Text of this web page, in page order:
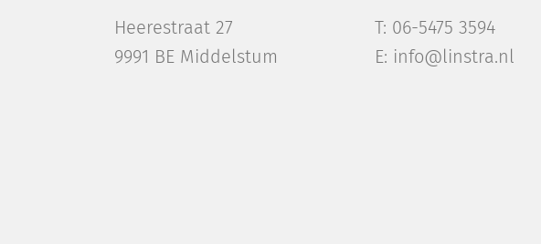
Heerestraat 27
9991 BE Middelstum
T: 06-5475 3594
E: info@linstra.nl